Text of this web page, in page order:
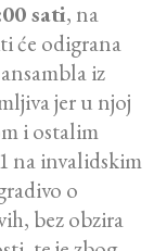
sati, na
će odigrana
ansambla iz
jer u njoj
i ostalim
na invalidskim
o
bez obzira